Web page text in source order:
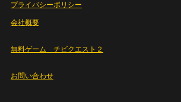
プライバシーポリシー
会社概要
無料ゲーム チビクエスト２
お問い合わせ